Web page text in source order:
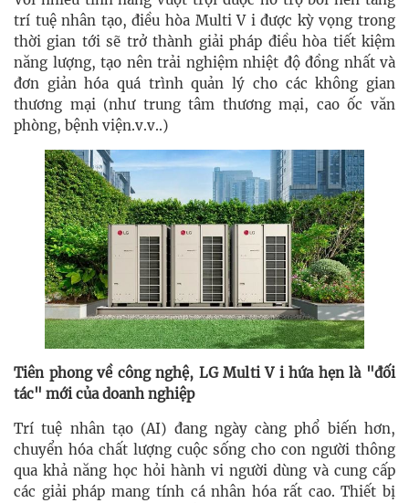
trí tuệ nhân tạo, điều hòa Multi V i được kỳ vọng trong
thời gian tới sẽ trở thành giải pháp điều hòa tiết kiệm
năng lượng, tạo nên trải nghiệm nhiệt độ đồng nhất và
đơn giản hóa quá trình quản lý cho các không gian
thương mại (như trung tâm thương mại, cao ốc văn
phòng, bệnh viện.v.v..)
Tiên phong về công nghệ, LG Multi V i hứa hẹn là "đối
tác" mới của doanh nghiệp
Trí tuệ nhân tạo (AI) đang ngày càng phổ biến hơn,
chuyển hóa chất lượng cuộc sống cho con người thông
qua khả năng học hỏi hành vi người dùng và cung cấp
các giải pháp mang tính cá nhân hóa rất cao. Thiết bị